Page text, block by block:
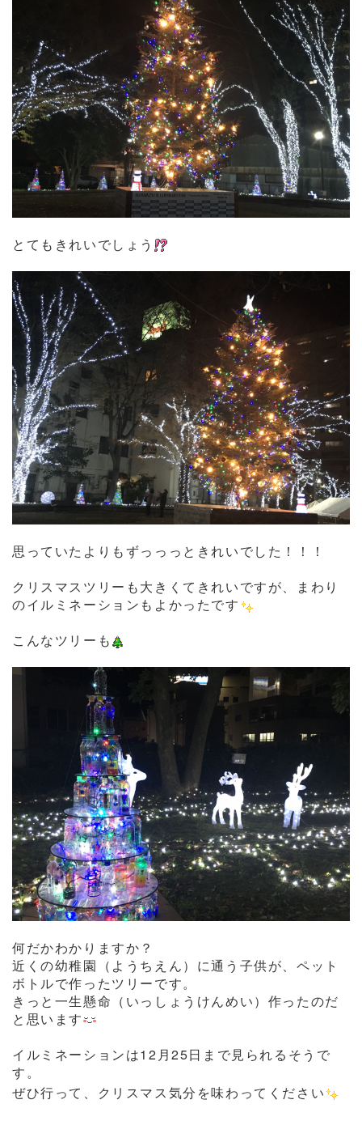
とてもきれいでしょう
思っていたよりもずっっっときれいでした！！！
クリスマスツリーも大きくてきれいですが、まわり
のイルミネーションもよかったです
こんなツリーも
何だかわかりますか？
近くの幼稚園（ようちえん）に通う子供が、ペット
ボトルで作ったツリーです。
きっと一生懸命（いっしょうけんめい）作ったのだ
と思います
イルミネーションは12月25日まで見られるそうで
す。
ぜひ行って、クリスマス気分を味わってください